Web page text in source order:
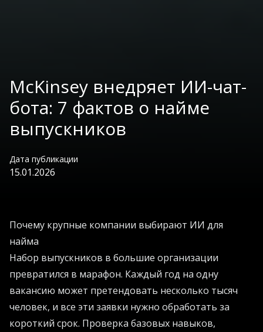
McKinsey внедряет ИИ-чат-
бота: 7 фактов о найме
выпускников
Дата публикации
15.01.2026
Почему крупные компании выбирают ИИ для
найма
Набор выпускников в большие организации
превратился в марафон. Каждый год на одну
вакансию может претендовать несколько тысяч
человек, и все эти заявки нужно обработать за
короткий срок. Проверка базовых навыков,